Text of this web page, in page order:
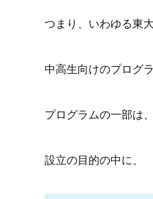
つまり、いわゆる東
中高生向けのプログ
プログラムの一部は
設立の目的の中に、